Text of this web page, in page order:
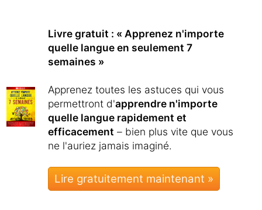
Livre gratuit : « Apprenez n'importe
quelle langue en seulement 7
semaines »
Apprenez toutes les astuces qui vous
permettront d'apprendre n'importe
quelle langue rapidement et
efficacement – bien plus vite que vous
ne l'auriez jamais imaginé.
Lire gratuitement maintenant »